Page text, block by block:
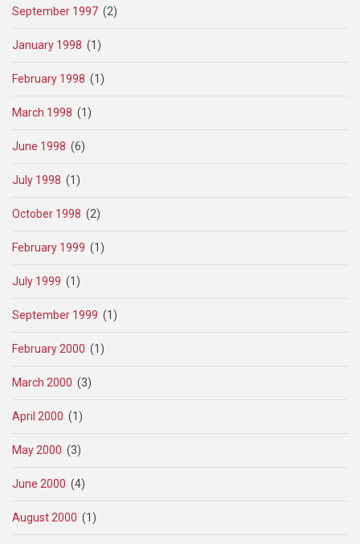
September 1997 (2)
January 1998 (1)
February 1998 (1)
March 1998 (1)
June 1998 (6)
July 1998 (1)
October 1998 (2)
February 1999 (1)
July 1999 (1)
September 1999 (1)
February 2000 (1)
March 2000 (3)
April 2000 (1)
May 2000 (3)
June 2000 (4)
August 2000 (1)